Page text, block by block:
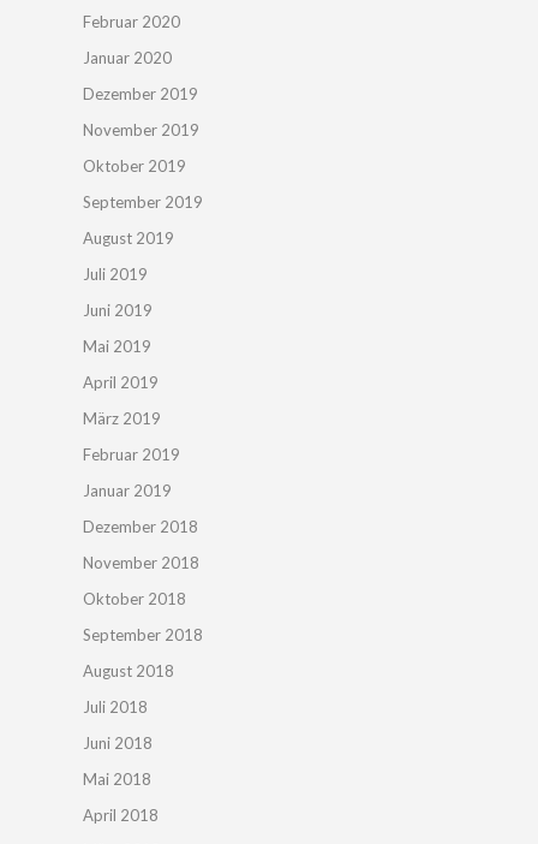
Februar 2020
Januar 2020
Dezember 2019
November 2019
Oktober 2019
September 2019
August 2019
Juli 2019
Juni 2019
Mai 2019
April 2019
März 2019
Februar 2019
Januar 2019
Dezember 2018
November 2018
Oktober 2018
September 2018
August 2018
Juli 2018
Juni 2018
Mai 2018
April 2018